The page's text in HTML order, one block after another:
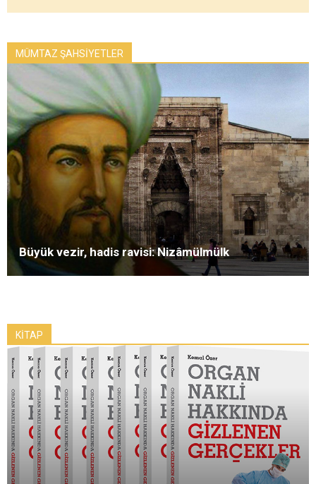
MÜMTAZ ŞAHSİYETLER
Büyük vezir, hadis ravisi: Nizâmülmülk
KİTAP